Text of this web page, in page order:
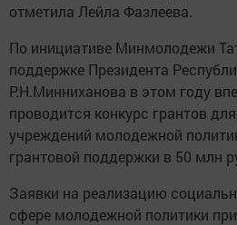
отметила Лейла Фазлеева.
По инициативе Минмолодежи
поддержке Президента
Р.Н.Минниханова в этом году
проводится конкурс грантов
учреждений молодежной
грантовой поддержки в 50 млн
Заявки на реализацию
сфере молодежной политики